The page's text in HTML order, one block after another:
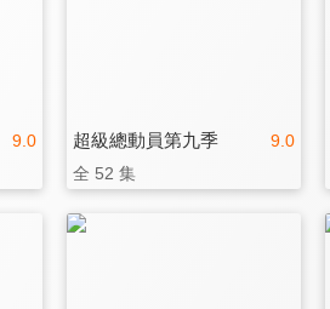
9.0 9.0
超級總動員第九季
全 52 集